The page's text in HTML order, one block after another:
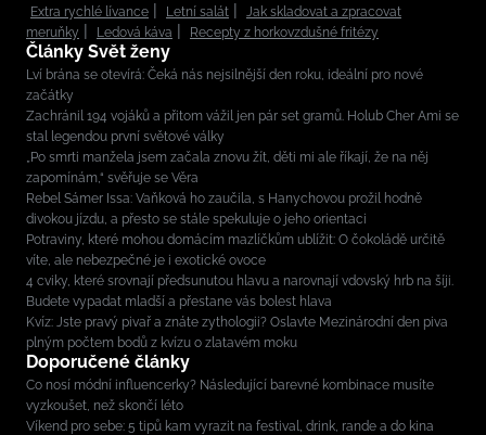
Extra rychlé lívance
Letní salát
Jak skladovat a zpracovat
meruňky
Ledová káva Recepty z horkovzdušné fritézy
Články Svět ženy
Lví brána se otevírá: Čeká nás nejsilnější den roku, ideální pro nové
začátky
Zachránil 194 vojáků a přitom vážil jen pár set gramů. Holub Cher Ami se
stal legendou první světové války
„Po smrti manžela jsem začala znovu žít, děti mi ale říkají, že na něj
zapomínám,“ svěřuje se Věra
Rebel Sámer Issa: Vaňková ho zaučila, s Hanychovou prožil hodně
divokou jízdu, a přesto se stále spekuluje o jeho orientaci
Potraviny, které mohou domácím mazlíčkům ublížit: O čokoládě určitě
víte, ale nebezpečné je i exotické ovoce
4 cviky, které srovnají předsunutou hlavu a narovnají vdovský hrb na šíji.
Budete vypadat mladší a přestane vás bolest hlava
Kvíz: Jste pravý pivař a znáte zythologii? Oslavte Mezinárodní den piva
plným počtem bodů z kvízu o zlatavém moku
Doporučené články
Co nosí módní influencerky? Následující barevné kombinace musíte
vyzkoušet, než skončí léto
Víkend pro sebe: 5 tipů kam vyrazit na festival, drink, rande a do kina